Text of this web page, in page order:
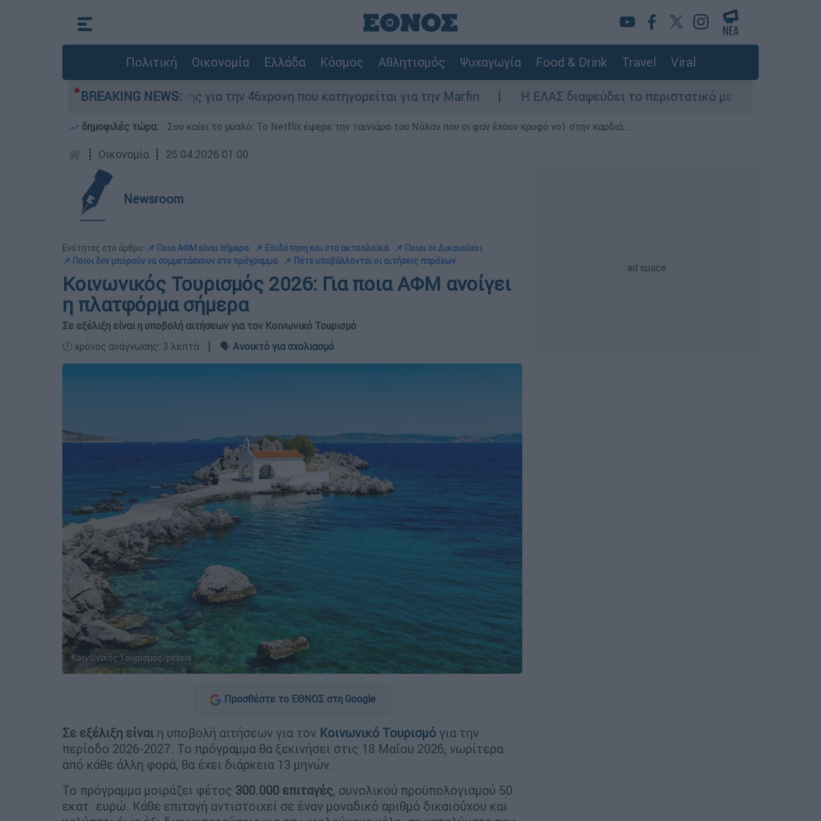
Πολιτική Οικονομία Ελλάδα Κόσμος Αθλητισμός Ψυχαγωγία Food & Drink Travel Viral
BREAKING NEWS:
Παπαδάκης για την 46χρονη που κατηγορείται για την Marfin Η ΕΛΑΣ διαψεύδει το περιστατικό με τουρίστα στην Κρήτη: Σε
δημοφιλές τώρα: Σου καίει το μυαλό: Το Netflix έφερε την ταινιάρα του Νόλαν που οι φαν έχουν κρυφό νο1 στην καρδιά...
┋ Οικονομία ┋ 25.04.2026 01:00
Newsroom
Ενότητες στο άρθρο: 📌 Ποια ΑΦΜ είναι σήμερα 📌 Επιδότηση και στα ακτοπλοϊκά
📌 Ποιοι οι Δικαιούχοι
📌 Ποιοι δεν μπορούν να συμμετάσχουν στο πρόγραμμα
📌 Πότε υποβάλλονται οι αιτήσεις παρόχων
Κοινωνικός Τουρισμός 2026: Για ποια ΑΦΜ ανοίγει
η πλατφόρμα σήμερα
Σε εξέλιξη είναι η υποβολή αιτήσεων για τον Κοινωνικό Τουρισμό
🕛 χρόνος ανάγνωσης: 3 λεπτά ┋ 🗣️ Ανοικτό για σχολιασμό
Κοινωνικός Τουρισμός/pexels
Προσθέστε το ΕΘΝΟΣ στη Google
Σε εξέλιξη είναι η υποβολή αιτήσεων για τον Κοινωνικό Τουρισμό για την
περίοδο 2026-2027. Το πρόγραμμα θα ξεκινήσει στις 18 Μαΐου 2026, νωρίτερα
από κάθε άλλη φορά, θα έχει διάρκεια 13 μηνών.
Το πρόγραμμα μοιράζει φέτος 300.000 επιταγές, συνολικού προϋπολογισμού 50
εκατ. ευρώ. Κάθε επιταγή αντιστοιχεί σε έναν μοναδικό αριθμό δικαιούχου και